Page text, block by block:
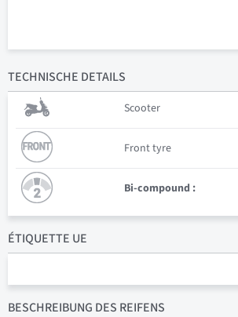
TECHNISCHE DETAILS
Scooter
Front tyre
Bi-compound :
ÉTIQUETTE UE
BESCHREIBUNG DES REIFENS